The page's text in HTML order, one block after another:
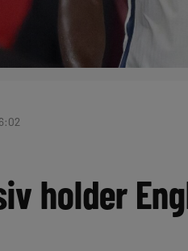
holder